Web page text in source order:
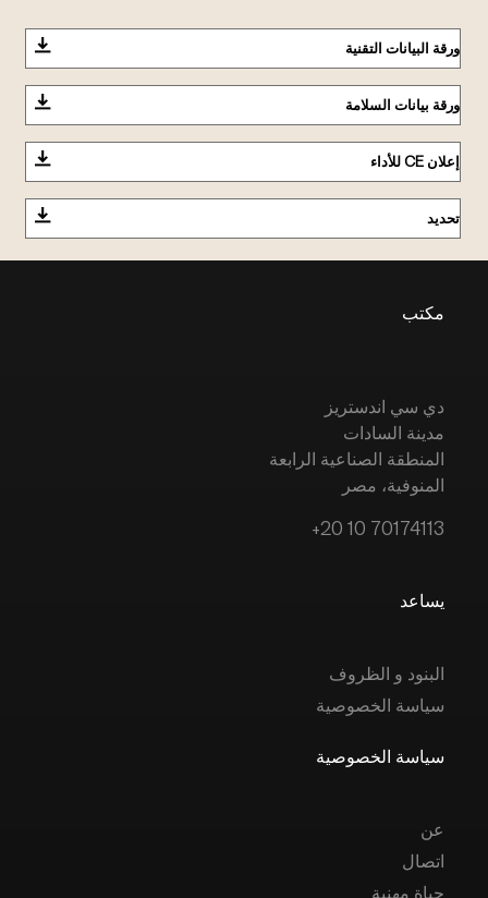
ورقة البيانات التقنية
ورقة بيانات السلامة
إعلان CE للأداء
تحديد
مكتب
دي سي اندستريز
مدينة السادات
المنطقة الصناعية الرابعة
المنوفية، مصر
+20 10 70174113
يساعد
البنود و الظروف
سياسة الخصوصية
سياسة الخصوصية
عن
اتصال
حياة مهنية